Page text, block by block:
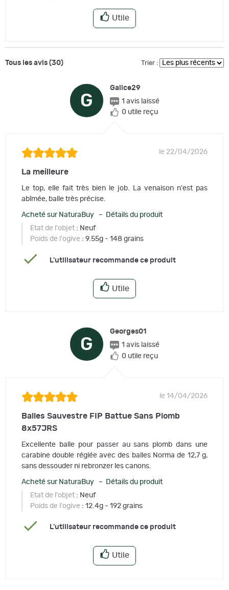
Utile
Tous les avis (30) Trier :
G
Galice29
1 avis laissé
0 utile reçu
le 22/04/2026
La meilleure
Le top, elle fait très bien le job. La venaison n'est pas
abîmée, balle très précise.
Acheté sur NaturaBuy – Détails du produit
Etat de l'objet : Neuf
Poids de l'ogive : 9.55g - 148 grains
L'utilisateur recommande ce produit
Utile
G
Georges01
1 avis laissé
0 utile reçu
le 14/04/2026
Balles Sauvestre FIP Battue Sans Plomb
8x57JRS
Excellente balle pour passer au sans plomb dans une
carabine double réglée avec des balles Norma de 12,7 g,
sans dessouder ni rebronzer les canons.
Acheté sur NaturaBuy – Détails du produit
Etat de l'objet : Neuf
Poids de l'ogive : 12.4g - 192 grains
L'utilisateur recommande ce produit
Utile